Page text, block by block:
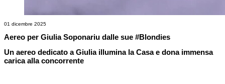
01 dicembre 2025
Aereo per Giulia Soponariu dalle sue #Blondies
Un aereo dedicato a Giulia illumina la Casa e dona immensa
carica alla concorrente